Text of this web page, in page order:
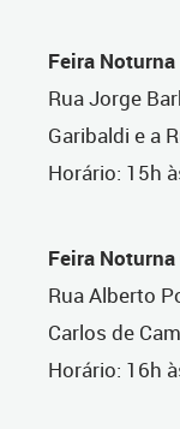
Feira
Rua Jorge
Garibaldi e a
Horário: 15h
Feira
Rua Alberto
Carlos de
Horário: 16h